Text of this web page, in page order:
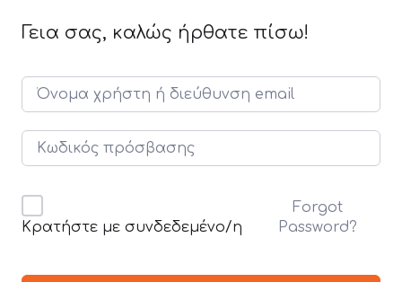
Γεια σας, καλώς ήρθατε πίσω!
Κρατήστε με συνδεδεμένο/η
Forgot
Password?